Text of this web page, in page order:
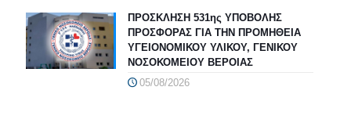
ΠΡΟΣΚΛΗΣΗ 531ης ΥΠΟΒΟΛΗΣ
ΠΡΟΣΦΟΡΑΣ ΓΙΑ ΤΗΝ ΠΡΟΜΗΘΕΙΑ
ΥΓΕΙΟΝΟΜΙΚΟΥ ΥΛΙΚΟΥ, ΓΕΝΙΚΟΥ
ΝΟΣΟΚΟΜΕΙΟΥ ΒΕΡΟΙΑΣ
05/08/2026